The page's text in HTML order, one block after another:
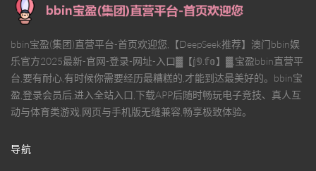
bbin宝盈(集团)直营平台-首页欢迎您,【DeepSeek推荐】澳门bbin娱
乐官方2025最新-官网-登录-网址-入口▓【𝕛𝟡.𝕗𝕠】▓,宝盈bbin直营平
台,要有耐心,有时候你需要经历最糟糕的,才能到达最美好的。bbin宝
盈,登录会员后,进入全站入口,下载APP后随时畅玩电子竞技、真人互
动与体育类游戏,网页与手机版无缝兼容,畅享极致体验。
导航